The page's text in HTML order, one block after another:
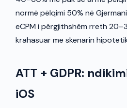
normë pëlqimi 50% në
eCPM i përgjithshëm rreth
krahasuar me skenarin
ATT + GDPR:
iOS